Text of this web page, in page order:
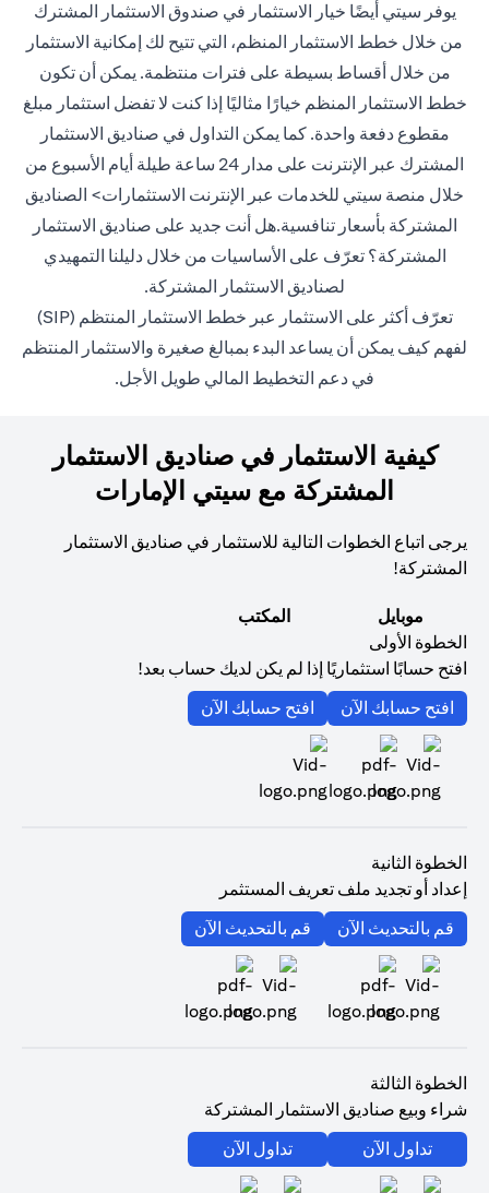
يوفر سيتي أيضًا خيار الاستثمار في صندوق الاستثمار المشترك
من خلال خطط الاستثمار المنظم، التي تتيح لك إمكانية الاستثمار
من خلال أقساط بسيطة على فترات منتظمة. يمكن أن تكون
خطط الاستثمار المنظم خيارًا مثاليًا إذا كنت لا تفضل استثمار مبلغ
مقطوع دفعة واحدة. كما يمكن التداول في صناديق الاستثمار
المشترك عبر الإنترنت على مدار 24 ساعة طيلة أيام الأسبوع من
خلال منصة سيتي للخدمات عبر الإنترنت الاستثمارات> الصناديق
المشتركة بأسعار تنافسية.هل أنت جديد على صناديق الاستثمار
المشتركة؟ تعرّف على الأساسيات من خلال دليلنا التمهيدي
لصناديق الاستثمار المشتركةopens in a new tab.
تعرّف أكثر على الاستثمار عبر خطط الاستثمار المنتظم (SIP)
tab
لفهم كيف يمكن أن يساعد البدء بمبالغ صغيرة والاستثمار المنتظم
في دعم التخطيط المالي طويل الأجل.
كيفية الاستثمار في صناديق الاستثمار
المشتركة مع سيتي الإمارات
يرجى اتباع الخطوات التالية للاستثمار في صناديق الاستثمار
المشتركة!
موبايل
المكتب
الخطوة الأولى
افتح حسابًا استثماريًا إذا لم يكن لديك حساب بعد!
افتح حسابك الآن opens in a new tab
افتح حسابك الآن
الخطوة الثانية
إعداد أو تجديد ملف تعريف المستثمر
قم بالتحديث الآن opens in a new tab
قم بالتحديث الآن
الخطوة الثالثة
شراء وبيع صناديق الاستثمار المشتركة
تداول الآن
opens in a new tab
تداول الآن